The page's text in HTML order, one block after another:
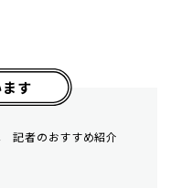
す
記者のおすすめ紹介